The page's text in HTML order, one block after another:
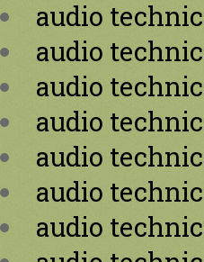
audio
audio
audio
audio
audio
audio
audio